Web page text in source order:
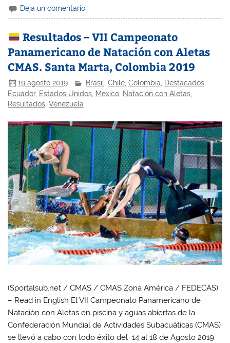
Deja un comentario
Resultados – VII Campeonato
Panamericano de Natación con Aletas
CMAS. Santa Marta, Colombia 2019
19 agosto 2019 Brasil ,Chile ,Colombia Destacados
Ecuador, Estados Unidos México Natación con Aletas
Resultados ,Venezuela
(Sportalsub.net / CMAS / CMAS Zona América / FEDECAS)
– Read in English El VII Campeonato Panamericano de
Natación con Aletas en piscina y aguas abiertas de la
Confederación Mundial de Actividades Subacuáticas (CMAS)
se llevó a cabo con todo éxito del 14 al 18 de Agosto 2019